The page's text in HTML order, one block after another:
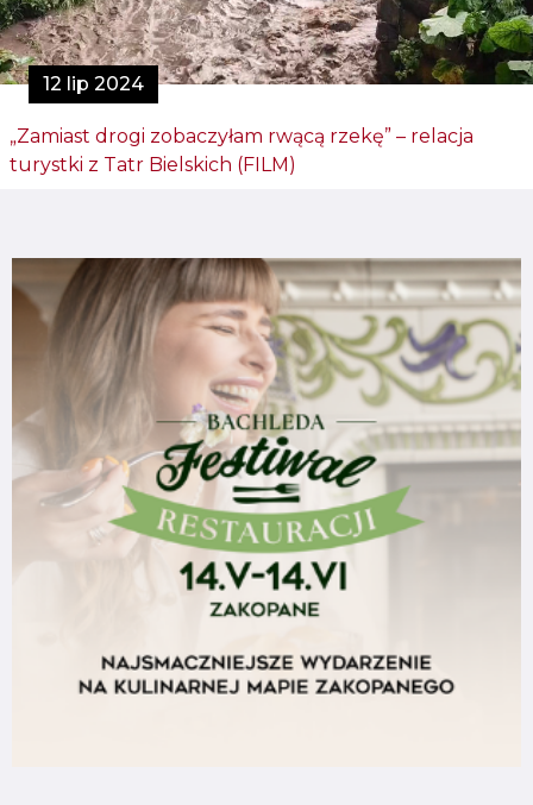
12 lip 2024
„Zamiast drogi zobaczyłam rwącą rzekę” – relacja
turystki z Tatr Bielskich (FILM)